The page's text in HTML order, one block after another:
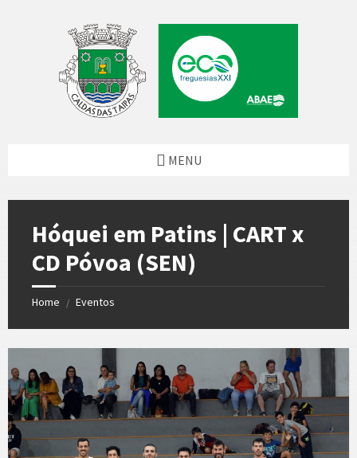
MENU
Hóquei em Patins | CART x
CD Póvoa (SEN)
Home / Eventos